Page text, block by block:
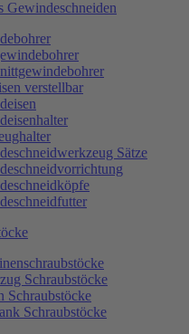
Gewindeschneiden
verstellbar
Sätze
Schraubstöcke
Schraubstöcke
Schraubstöcke